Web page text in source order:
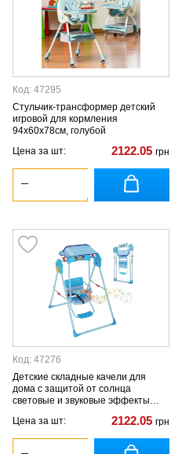
Код: 47295
Стульчик-трансформер детский
игровой для кормления
94x60x78см, голубой
Цена за шт:
2122.05 грн
Код: 47276
Детские складные качели для
дома с защитой от солнца
световые и звуковые эффекты
Цена за шт: 2122.05 грн